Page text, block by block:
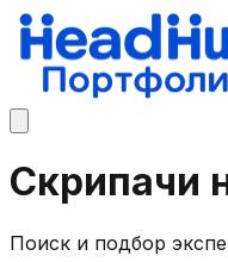
Скрипачи
Поиск и подбор